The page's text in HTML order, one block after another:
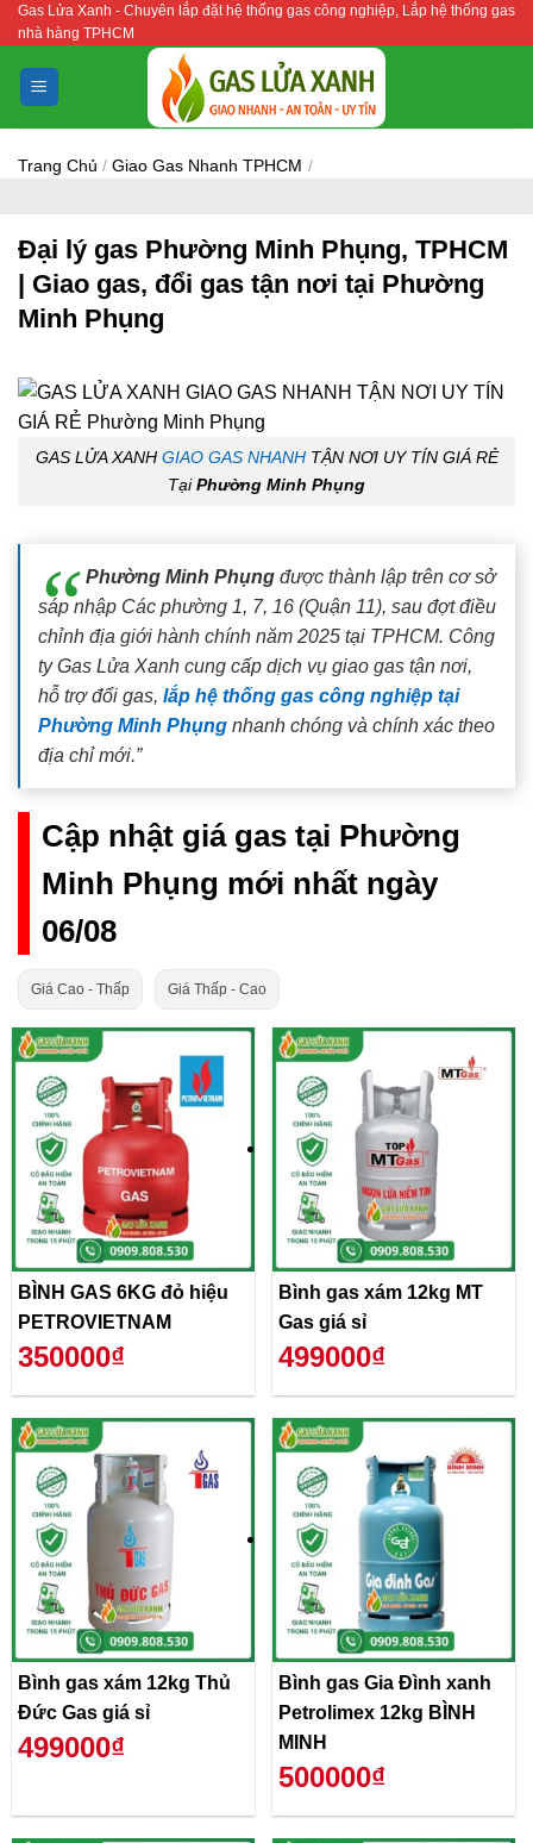
Bỏ
qua
nội
dung
Gas Lửa Xanh - Chuyên lắp đặt hệ thống gas công nghiệp, Lắp hệ thống gas
nhà hàng TPHCM
Trang Chủ / Giao Gas Nhanh TPHCM /
Đại lý gas Phường Minh Phụng, TPHCM
| Giao gas, đổi gas tận nơi tại Phường
Minh Phụng
GAS LỬA XANH GIAO GAS NHANHTẬN NƠI UY TÍN GIÁ RẺ
TạiPhường Minh Phụng
Phường Minh Phụng được thành lập trên cơ sở
sáp nhập Các phường 1, 7, 16 (Quận 11), sau đợt điều
chỉnh địa giới hành chính năm 2025 tại TPHCM. Công
ty Gas Lửa Xanh cung cấp dịch vụ giao gas tận nơi,
hỗ trợ đổi gas, lắp hệ thống gas công nghiệp tại
Phường Minh Phụng nhanh chóng và chính xác theo
địa chỉ mới.”
Cập nhật giá gas tại Phường
Minh Phụng mới nhất ngày
06/08
Giá Cao - Thấp Giá Thấp - Cao
BÌNH GAS 6KG đỏ hiệu
PETROVIETNAM
350000₫
Bình gas xám 12kg MT
Gas giá sỉ
499000₫
Bình gas xám 12kg Thủ
Đức Gas giá sỉ
499000₫
Bình gas Gia Đình xanh
Petrolimex 12kg BÌNH
MINH
500000₫